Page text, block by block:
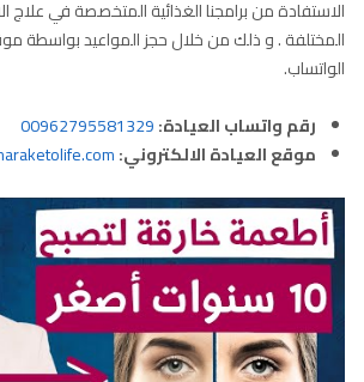
الاستفادة من برامجنا الغذائية المتخصصة في علاج
المختلفة . و ذلك من خلال حجز المواعيد بواسطة
الواتساب.
رقم واتساب العيادة:00962795581329
موقع العيادة الالكتروني: